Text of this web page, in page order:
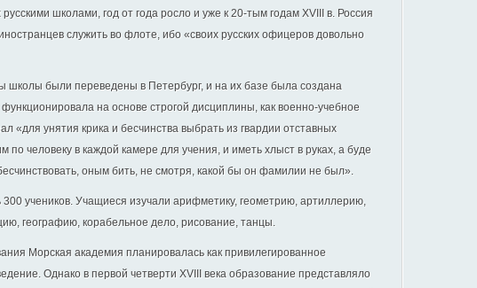
школами, год от года росло и уже к 20-тым годам ХVIII в. Россия
служить во флоте, ибо «своих русских офицеров довольно
школы были переведены в Петербург, и на их базе была создана
на основе строгой дисциплины, как военно-учебное
«для унятия крика и бесчинства выбрать из гвардии отставных
по человеку в каждой камере для учения, и иметь хлыст в руках, а буде
оным бить, не смотря, какой бы он фамилии не был».
учеников. Учащиеся изучали арифметику, геометрию, артиллерию,
географию, корабельное дело, рисование, танцы.
Морская академия планировалась как привилегированное
Однако в первой четверти XVIII века образование представляло